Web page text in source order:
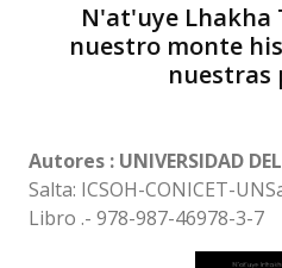
N'at'uye Lhakha
nuestro monte
nuestras
Autores : UNIVERSIDAD
Salta: ICSOH-CONICET-
Libro .- 978-987-46978-3-7